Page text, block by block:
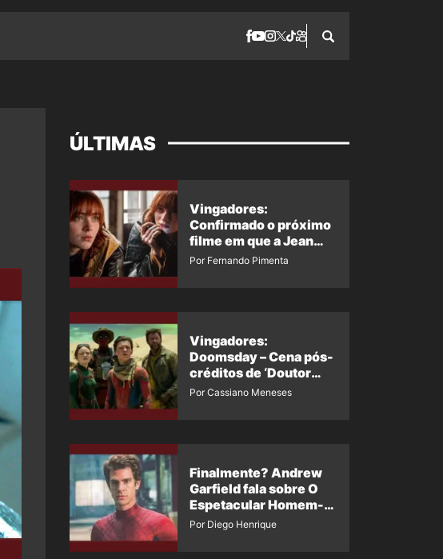
ÚLTIMAS
Vingadores:
Confirmado o próximo
filme em que a Jean
Grey irá aparecer
Por Fernando Pimenta
Vingadores:
Doomsday – Cena pós-
créditos de ‘Doutor
Destino’ é revelada
Por Cassiano Meneses
Finalmente? Andrew
Garfield fala sobre O
Espetacular Homem-
Aranha 3
Por Diego Henrique